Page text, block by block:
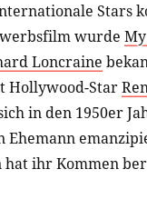
Stars
wurde
Loncraine
Hollywood-Star
in den 1950er
Ehemann
ihr Kommen